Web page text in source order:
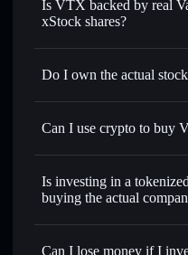
Is VTX backed by real
xStock shares?
Do I own the actual
Can I use crypto to buy
Is investing in a
buying the actual
Can I lose money if I